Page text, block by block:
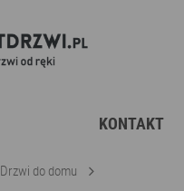
KONTAKT
Drzwi do domu